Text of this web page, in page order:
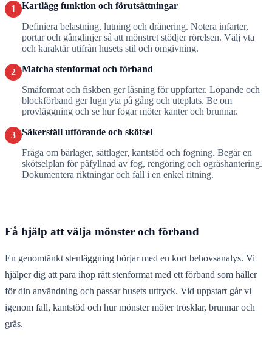
1
Kartlägg funktion och förutsättningar
Definiera belastning, lutning och dränering. Notera infarter,
portar och gånglinjer så att mönstret stödjer rörelsen. Välj yta
och karaktär utifrån husets stil och omgivning.
2 Matcha stenformat och förband
Småformat och fiskben ger låsning för uppfarter. Löpande och
blockförband ger lugn yta på gång och uteplats. Be om
provläggning och se hur fogar möter kanter och brunnar.
3 Säkerställ utförande och skötsel
Fråga om bärlager, sättlager, kantstöd och fogning. Begär en
skötselplan för påfyllnad av fog, rengöring och ogräshantering.
Dokumentera riktningar och fall i en enkel ritning.
Få hjälp att välja mönster och förband
En genomtänkt stenläggning börjar med en kort behovsanalys. Vi
hjälper dig att para ihop rätt stenformat med ett förband som håller
för din användning och passar husets uttryck. Vid uppstart går vi
igenom fall, kantstöd och hur mönster möter trösklar, brunnar och
gräs.